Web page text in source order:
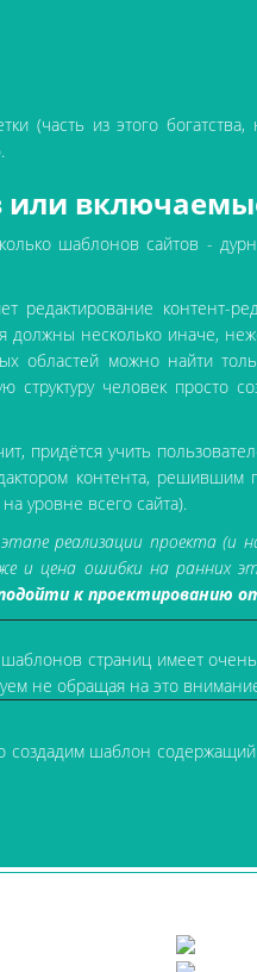
(часть из этого
шаблонов сайтов -
редактирование контент-
должны несколько иначе,
областей можно найти
человек просто
учить
контента, решившим
уровне всего сайта).
реализации проекта (и
и цена ошибки на ранних
к проектированию
страниц имеет
не обращая на это
шаблон содержащий